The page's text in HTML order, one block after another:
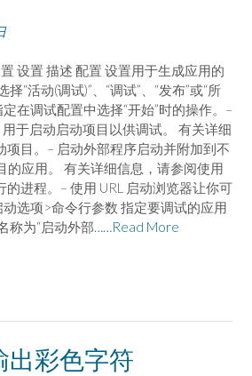
设置 描述 配置 设置用于生成应用的
“活动(调试)”、“调试”、“发布”或“所
在调试配置中选择“开始”时的操作。–
用于启动启动项目以供调试。 有关详细
项目。– 启动外部程序启动并附加到不
的应用。 有关详细信息，请参阅使用
进程。– 使用 URL 启动浏览器让你可
选项>命令行参数 指定要调试的应用
称为“启动外部……Read More
出彩色字符